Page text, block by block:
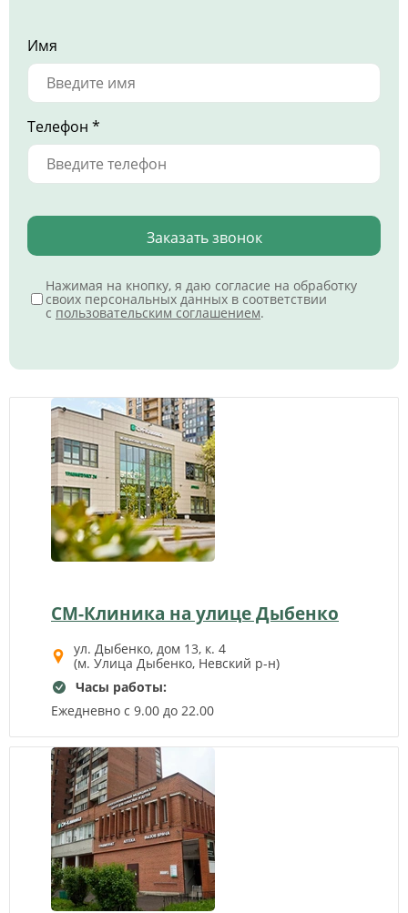
Имя
Телефон *
Заказать звонок
Нажимая на кнопку, я даю согласие на обработку
своих персональных данных в соответствии
с пользовательским соглашением.
СМ-Клиника на улице Дыбенко
ул. Дыбенко, дом 13, к. 4
(м. Улица Дыбенко, Невский р-н)
Часы работы:
Ежедневно с 9.00 до 22.00